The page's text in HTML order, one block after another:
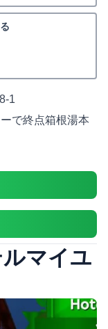
1
で終点箱根湯本
マイユ